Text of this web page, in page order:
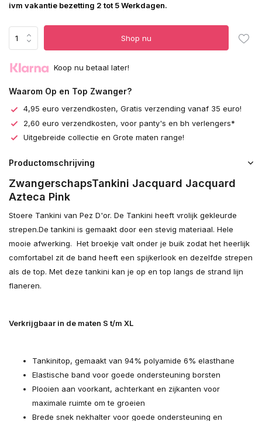
ivm vakantie bezetting 2 tot 5 Werkdagen.
Shop nu
Koop nu betaal later!
Waarom Op en Top Zwanger?
4,95 euro verzendkosten, Gratis verzending vanaf 35 euro!
2,60 euro verzendkosten, voor panty's en bh verlengers*
Uitgebreide collectie en Grote maten range!
Productomschrijving
ZwangerschapsTankini Jacquard Jacquard
Azteca Pink
Stoere Tankini van Pez D'or. De Tankini heeft vrolijk gekleurde
strepen.De tankini is gemaakt door een stevig materiaal. Hele
mooie afwerking. Het broekje valt onder je buik zodat het heerlijk
comfortabel zit de band heeft een spijkerlook en dezelfde strepen
als de top. Met deze tankini kan je op en top langs de strand lijn
flaneren.
Verkrijgbaar in de maten S t/m XL
Tankinitop, gemaakt van 94% polyamide 6% elasthane
Elastische band voor goede ondersteuning borsten
Plooien aan voorkant, achterkant en zijkanten voor
maximale ruimte om te groeien
Brede snek nekhalter voor goede ondersteuning en